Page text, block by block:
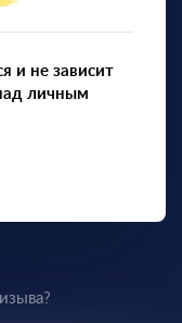
и не зависит
личным